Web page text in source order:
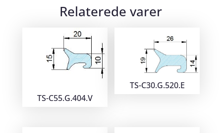
Relaterede varer
TS-C55.G.404.V
TS-C30.G.520.E